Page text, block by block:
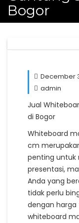
Bogor
December
admin
Jual
di Bogor
Whiteboard
cm
penting untuk
presentasi,
Anda yang
tidak perlu
dengan harga
whiteboard